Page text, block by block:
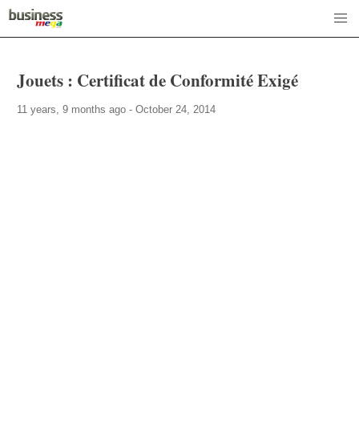
Jouets : Certificat de Conformité Exigé
11 years, 9 months ago - October 24, 2014